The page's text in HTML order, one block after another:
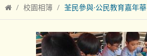
校園相簿 荃民參與·公民教育嘉年華